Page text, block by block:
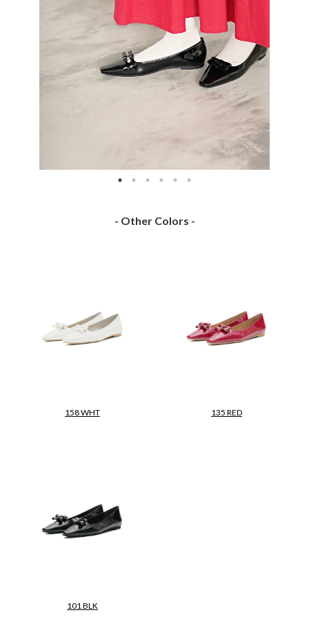
- Other Colors -
158 WHT 135 RED
101 BLK